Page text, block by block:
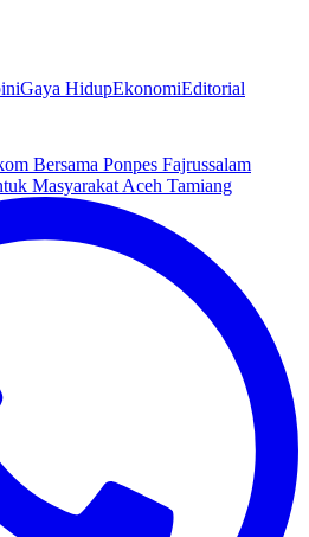
Gaya HidupEkonomiEditorial
Bersama Ponpes Fajrussalam
Masyarakat Aceh Tamiang